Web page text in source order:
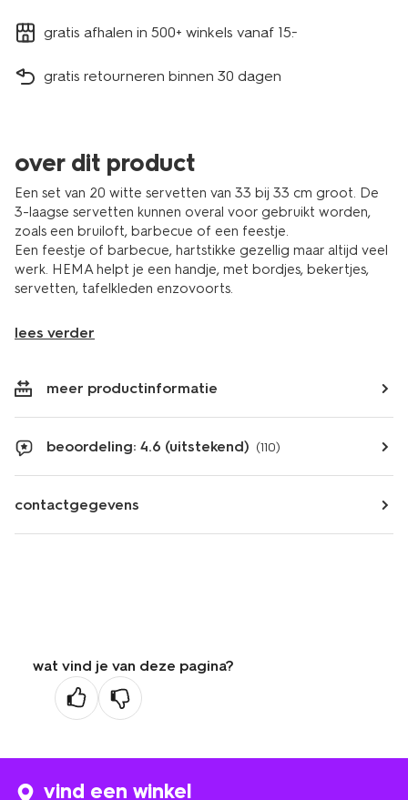
gratis afhalen in 500+ winkels vanaf 15.-
gratis retourneren binnen 30 dagen
over dit product
Een set van 20 witte servetten van 33 bij 33 cm groot. De
3-laagse servetten kunnen overal voor gebruikt worden,
zoals een bruiloft, barbecue of een feestje.
Een feestje of barbecue, hartstikke gezellig maar altijd veel
werk. HEMA helpt je een handje, met bordjes, bekertjes,
servetten, tafelkleden enzovoorts.
lees verder
meer productinformatie
beoordeling: 4.6 (uitstekend) (110)
contactgegevens
wat vind je van deze pagina?
vind een winkel